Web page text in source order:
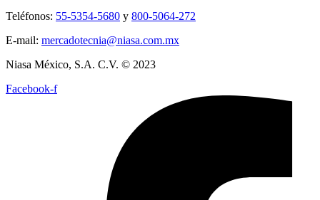
Teléfonos: 55-5354-5680 y 800-5064-272
E-mail: mercadotecnia@niasa.com.mx
Niasa México, S.A. C.V. © 2023
Facebook-f